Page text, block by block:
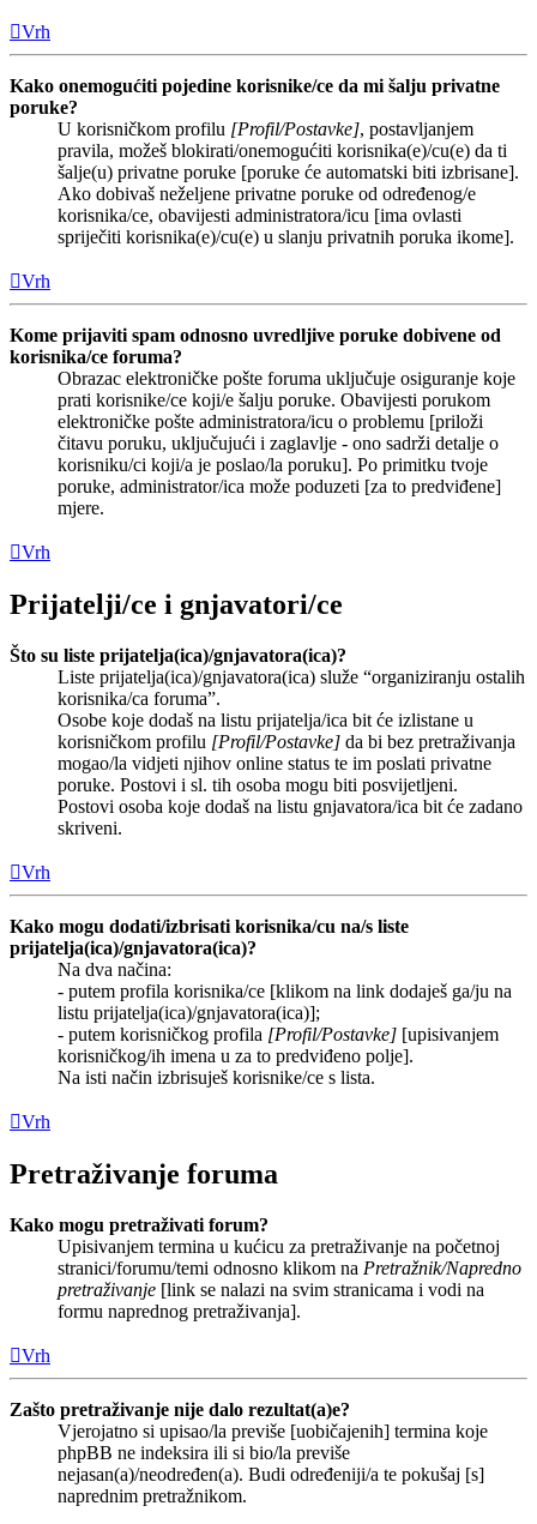
Vrh
Kako onemogućiti pojedine korisnike/ce da mi šalju privatne
poruke?
U korisničkom profilu [Profil/Postavke], postavljanjem
pravila, možeš blokirati/onemogućiti korisnika(e)/cu(e) da ti
šalje(u) privatne poruke [poruke će automatski biti izbrisane].
Ako dobivaš neželjene privatne poruke od određenog/e
korisnika/ce, obavijesti administratora/icu [ima ovlasti
spriječiti korisnika(e)/cu(e) u slanju privatnih poruka ikome].
Vrh
Kome prijaviti spam odnosno uvredljive poruke dobivene od
korisnika/ce foruma?
Obrazac elektroničke pošte foruma uključuje osiguranje koje
prati korisnike/ce koji/e šalju poruke. Obavijesti porukom
elektroničke pošte administratora/icu o problemu [priloži
čitavu poruku, uključujući i zaglavlje - ono sadrži detalje o
korisniku/ci koji/a je poslao/la poruku]. Po primitku tvoje
poruke, administrator/ica može poduzeti [za to predviđene]
mjere.
Vrh
Prijatelji/ce i gnjavatori/ce
Što su liste prijatelja(ica)/gnjavatora(ica)?
Liste prijatelja(ica)/gnjavatora(ica) služe “organiziranju ostalih
korisnika/ca foruma”.
Osobe koje dodaš na listu prijatelja/ica bit će izlistane u
korisničkom profilu [Profil/Postavke] da bi bez pretraživanja
mogao/la vidjeti njihov online status te im poslati privatne
poruke. Postovi i sl. tih osoba mogu biti posvijetljeni.
Postovi osoba koje dodaš na listu gnjavatora/ica bit će zadano
skriveni.
Vrh
Kako mogu dodati/izbrisati korisnika/cu na/s liste
prijatelja(ica)/gnjavatora(ica)?
Na dva načina:
- putem profila korisnika/ce [klikom na link dodaješ ga/ju na
listu prijatelja(ica)/gnjavatora(ica)];
- putem korisničkog profila [Profil/Postavke] [upisivanjem
korisničkog/ih imena u za to predviđeno polje].
Na isti način izbrisuješ korisnike/ce s lista.
Vrh
Pretraživanje foruma
Kako mogu pretraživati forum?
Upisivanjem termina u kućicu za pretraživanje na početnoj
stranici/forumu/temi odnosno klikom na Pretražnik/Napredno
pretraživanje [link se nalazi na svim stranicama i vodi na
formu naprednog pretraživanja].
Vrh
Zašto pretraživanje nije dalo rezultat(a)e?
Vjerojatno si upisao/la previše [uobičajenih] termina koje
phpBB ne indeksira ili si bio/la previše
nejasan(a)/neodređen(a). Budi određeniji/a te pokušaj [s]
naprednim pretražnikom.